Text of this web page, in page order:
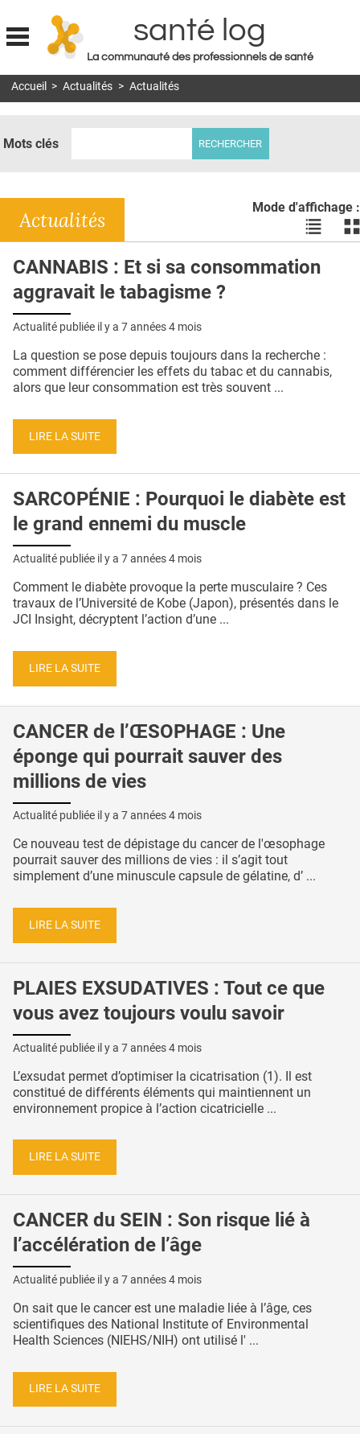
Jump to navigation
santé log
La communauté des professionnels de santé
MON COMPTE
DOSSIERS
RÉSEAUX
E-REVUE SAD
THÉMA
QUI SOMMES-NOUS ?
CONDITIONS GÉNÉRALES
CRÉDITS
Accueil > Actualités > Actualités
Mots clés
Mode d'affichage :
Voir
les
en
les
Actualités
CANNABIS : Et si sa consommation
aggravait le tabagisme ?
Actualité publiée il y a 7 années 4 mois
La question se pose depuis toujours dans la recherche :
comment différencier les effets du tabac et du cannabis,
alors que leur consommation est très souvent ...
LIRE LA SUITE
SARCOPÉNIE : Pourquoi le diabète est
le grand ennemi du muscle
Actualité publiée il y a 7 années 4 mois
Comment le diabète provoque la perte musculaire ? Ces
travaux de l’Université de Kobe (Japon), présentés dans le
JCI Insight, décryptent l’action d’une ...
LIRE LA SUITE
CANCER de l’ŒSOPHAGE : Une
éponge qui pourrait sauver des
millions de vies
Actualité publiée il y a 7 années 4 mois
Ce nouveau test de dépistage du cancer de l'œsophage
pourrait sauver des millions de vies : il s’agit tout
simplement d’une minuscule capsule de gélatine, d’ ...
LIRE LA SUITE
PLAIES EXSUDATIVES : Tout ce que
vous avez toujours voulu savoir
Actualité publiée il y a 7 années 4 mois
L’exsudat permet d’optimiser la cicatrisation (1). Il est
constitué de différents éléments qui maintiennent un
environnement propice à l’action cicatricielle ...
LIRE LA SUITE
CANCER du SEIN : Son risque lié à
l’accélération de l’âge
Actualité publiée il y a 7 années 4 mois
On sait que le cancer est une maladie liée à l’âge, ces
scientifiques des National Institute of Environmental
Health Sciences (NIEHS/NIH) ont utilisé l' ...
LIRE LA SUITE